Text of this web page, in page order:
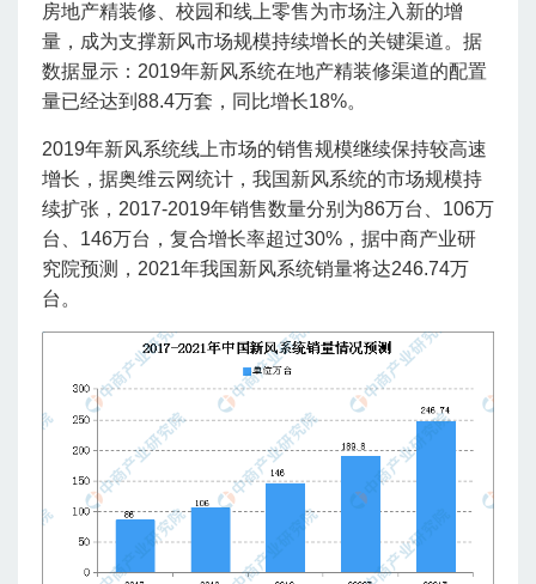
房地产精装修、校园和线上零售为市场注入新的增
量，成为支撑新风市场规模持续增长的关键渠道。据
数据显示：2019年新风系统在地产精装修渠道的配置
量已经达到88.4万套，同比增长18%。
2019年新风系统线上市场的销售规模继续保持较高速
增长，据奥维云网统计，我国新风系统的市场规模持
续扩张，2017-2019年销售数量分别为86万台、106万
台、146万台，复合增长率超过30%，据中商产业研
究院预测，2021年我国新风系统销量将达246.74万
台。